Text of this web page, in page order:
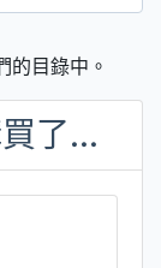
目錄中。
了...